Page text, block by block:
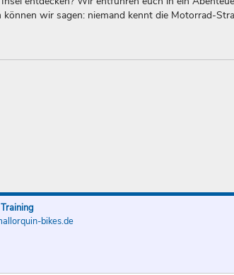
können wir sagen: niemand kennt die Motorrad-
bikes.de